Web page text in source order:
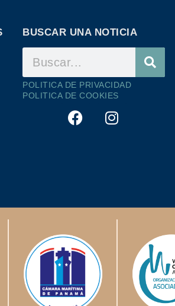
BUSCAR UNA NOTICIA
POLITICA DE PRIVACIDAD
POLITICA DE COOKIES